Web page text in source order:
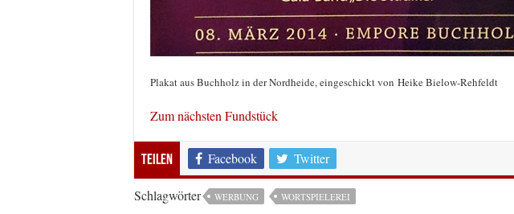
Plakat aus Buchholz in der Nordheide, eingeschickt von Heike Bielow-Rehfeldt
Zum nächsten Fundstück
Teilen Facebook Twitter
Schlagwörter WERBUNG WORTSPIELEREI